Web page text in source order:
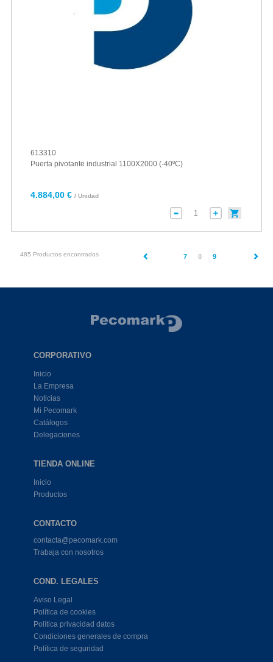
613310
Puerta pivotante industrial 1100X2000 (-40ºC)
4.884,00 € / Unidad
485 Productos encontrados 7 8(current)
9
CORPORATIVO
Inicio
La Empresa
Noticias
Mi Pecomark
Catálogos
Delegaciones
TIENDA ONLINE
Inicio
Productos
CONTACTO
contacta@pecomark.com
Trabaja con nosotros
COND. LEGALES
Aviso Legal
Política de cookies
Política privacidad datos
Condiciones generales de compra
Política de seguridad